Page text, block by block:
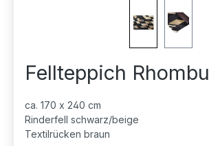
Fellteppich
ca. 170 x 240 cm
Rinderfell schwarz/beige
Textilrücken braun